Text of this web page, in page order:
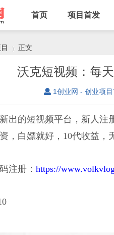
首页 项目首发
正文
沃克短视频：每
1创业网 - 创业项目
出的短视频平台，新人注
，白嫖就好，10代收益，
注册： https://